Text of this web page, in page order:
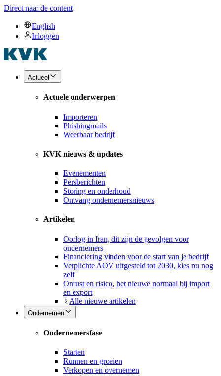
Direct naar de content
English
Inloggen
Actueel
Actuele onderwerpen
Importeren
Phishingmails
Weerbaar bedrijf
KVK nieuws & updates
Evenementen
Persberichten
Storing en onderhoud
Ontvang ondernemersnieuws
Artikelen
Oorlog in Iran, dit zijn de gevolgen voor
ondernemers
Financiering vinden voor de start van je bedrijf
Verplichte AOV uitgesteld tot 2030, kies nu nog
zelf
Onrust en risico, het nieuwe normaal bij import
en export
Alle nieuwe artikelen
Ondernemen
Ondernemersfase
Starten
Runnen en groeien
Verkopen en overnemen